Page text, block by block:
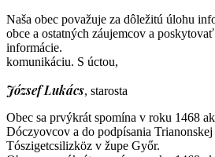
Naša obec považuje za dôležitú úlohu
obce a ostatných záujemcov a
informácie.
komunikáciu. S úctou,
József Lukács, starosta
Obec sa prvýkrát spomína v roku 1468
Dóczyovcov a do podpísania
Tószigetcsilizköz v župe Győr.